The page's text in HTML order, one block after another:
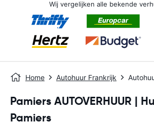
Wij vergelijken alle bekende
Home Autohuur Frankrijk
Pamiers AUTOVERHUUR |
Pamiers